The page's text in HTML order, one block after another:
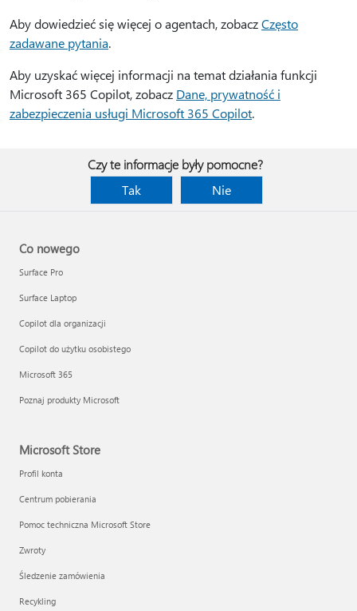
Aby dowiedzieć się więcej o agentach, zobaczCzęsto
zadawane pytania.
Aby uzyskać więcej informacji na temat działania funkcji
Microsoft 365 Copilot, zobacz Dane, prywatność i
zabezpieczenia usługi Microsoft 365 Copilot.
Czy te informacje były pomocne?
Tak
Nie
Co nowego
Surface Pro
Surface Laptop
Copilot dla organizacji
Copilot do użytku osobistego
Microsoft 365
Poznaj produkty Microsoft
Microsoft Store
Profil konta
Centrum pobierania
Pomoc techniczna Microsoft Store
Zwroty
Śledzenie zamówienia
Recykling